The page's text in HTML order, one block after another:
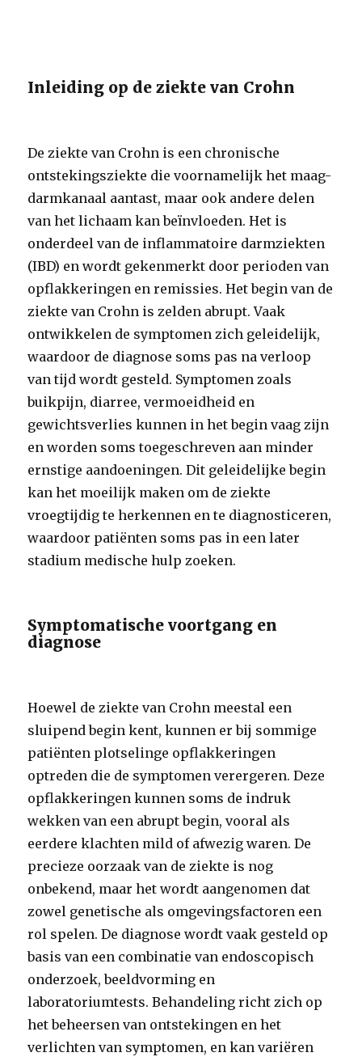
Inleiding op de ziekte van Crohn
De ziekte van Crohn is een chronische
ontstekingsziekte die voornamelijk het maag-
darmkanaal aantast, maar ook andere delen
van het lichaam kan beïnvloeden. Het is
onderdeel van de inflammatoire darmziekten
(IBD) en wordt gekenmerkt door perioden van
opflakkeringen en remissies. Het begin van de
ziekte van Crohn is zelden abrupt. Vaak
ontwikkelen de symptomen zich geleidelijk,
waardoor de diagnose soms pas na verloop
van tijd wordt gesteld. Symptomen zoals
buikpijn, diarree, vermoeidheid en
gewichtsverlies kunnen in het begin vaag zijn
en worden soms toegeschreven aan minder
ernstige aandoeningen. Dit geleidelijke begin
kan het moeilijk maken om de ziekte
vroegtijdig te herkennen en te diagnosticeren,
waardoor patiënten soms pas in een later
stadium medische hulp zoeken.
Symptomatische voortgang en
diagnose
Hoewel de ziekte van Crohn meestal een
sluipend begin kent, kunnen er bij sommige
patiënten plotselinge opflakkeringen
optreden die de symptomen verergeren. Deze
opflakkeringen kunnen soms de indruk
wekken van een abrupt begin, vooral als
eerdere klachten mild of afwezig waren. De
precieze oorzaak van de ziekte is nog
onbekend, maar het wordt aangenomen dat
zowel genetische als omgevingsfactoren een
rol spelen. De diagnose wordt vaak gesteld op
basis van een combinatie van endoscopisch
onderzoek, beeldvorming en
laboratoriumtests. Behandeling richt zich op
het beheersen van ontstekingen en het
verlichten van symptomen, en kan variëren